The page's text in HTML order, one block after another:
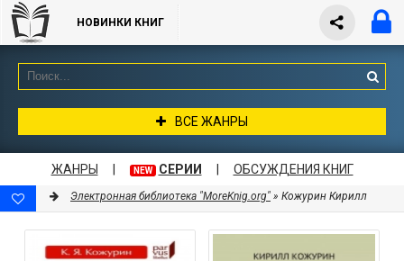
НОВИНКИ КНИГ
ВСЕ ЖАНРЫ
ЖАНРЫ NEW СЕРИИ ОБСУЖДЕНИЯ КНИГ
Электронная библиотека "MoreKnig.org" » Кожурин Кирилл